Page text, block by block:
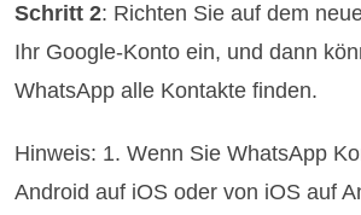
Schritt 2: Richten Sie auf dem
Ihr Google-Konto ein, und dann
WhatsApp alle Kontakte finden.
Hinweis: 1. Wenn Sie WhatsApp
Android auf iOS oder von iOS auf